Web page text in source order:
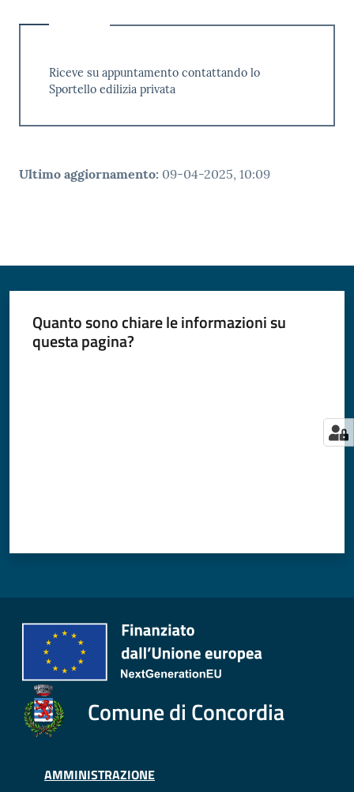
Riceve su appuntamento contattando lo
Sportello edilizia privata
Ultimo aggiornamento: 09-04-2025, 10:09
Quanto sono chiare le informazioni su
questa pagina?
Comune di Concordia
AMMINISTRAZIONE